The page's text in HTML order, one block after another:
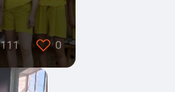
111 0